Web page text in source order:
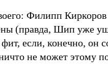
Филипп
(правда, Шип уже
если, конечно, он
не может этому